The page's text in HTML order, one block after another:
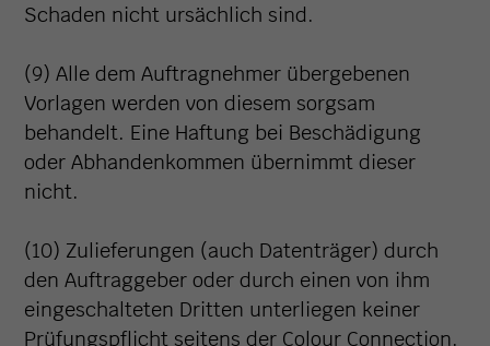
Schaden nicht ursächlich sind.
(9) Alle dem Auftragnehmer übergebenen
Vorlagen werden von diesem sorgsam
behandelt. Eine Haftung bei Beschädigung
oder Abhandenkommen übernimmt dieser
nicht.
(10) Zulieferungen (auch Datenträger) durch
den Auftraggeber oder durch einen von ihm
eingeschalteten Dritten unterliegen keiner
Prüfungspflicht seitens der Colour Connection.